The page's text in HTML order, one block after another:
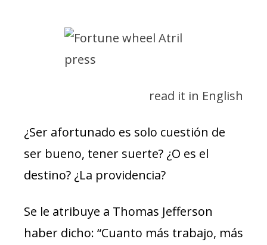
read it in English
¿Ser afortunado es solo cuestión de
ser bueno, tener suerte? ¿O es el
destino? ¿La providencia?
Se le atribuye a Thomas Jefferson
haber dicho: “Cuanto más trabajo, más